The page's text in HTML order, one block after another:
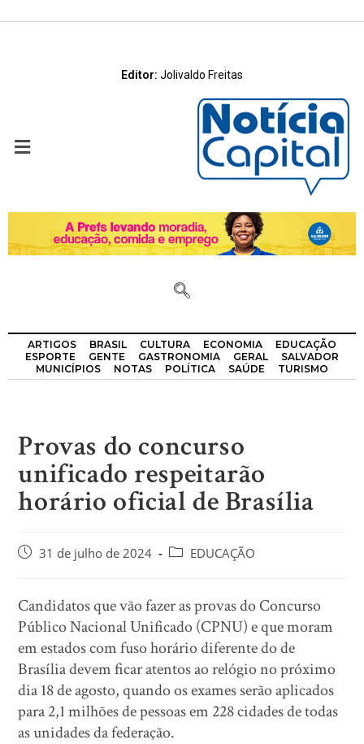
Editor: Jolivaldo Freitas
ARTIGOS BRASIL CULTURA ECONOMIA
EDUCAÇÃO
ESPORTE
GENTE GASTRONOMIA GERAL
SALVADOR
MUNICÍPIOS
NOTAS POLÍTICA SAÚDE TURISMO
Provas do concurso
unificado respeitarão
horário oficial de Brasília
31 de julho de 2024 EDUCAÇÃO
Candidatos que vão fazer as provas do Concurso
Público Nacional Unificado (CPNU) e que moram
em estados com fuso horário diferente do de
Brasília devem ficar atentos ao relógio no próximo
dia 18 de agosto, quando os exames serão aplicados
para 2,1 milhões de pessoas em 228 cidades de todas
as unidades da federação.